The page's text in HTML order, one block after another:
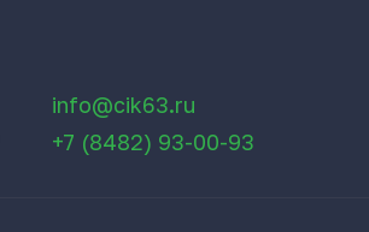
info@cik63.ru
+7 (8482) 93-00-93